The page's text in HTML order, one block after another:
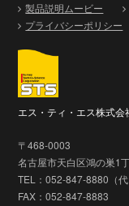
製品説明ムービー
プライバシーポリシー
エス・ティ・エス株式会
〒468-0003
名古屋市天白区鴻の巣1
TEL：052-847-8880（代
FAX：052-847-8883